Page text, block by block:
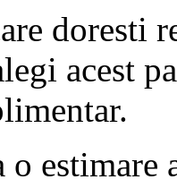
doresti
acest
o estimare